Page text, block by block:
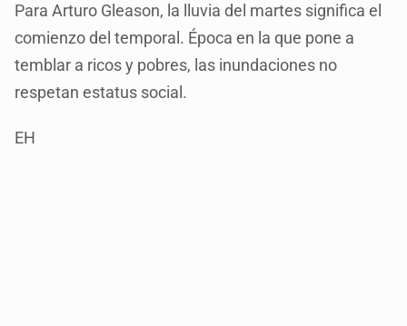
Para Arturo Gleason, la lluvia del martes significa el
comienzo del temporal. Época en la que pone a
temblar a ricos y pobres, las inundaciones no
respetan estatus social.
EH